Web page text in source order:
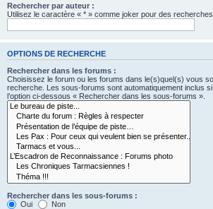
Rechercher par auteur :
Utilisez le caractère « * » comme joker pour des recherches
OPTIONS DE RECHERCHE
Rechercher dans les forums :
Choisissez le forum ou les forums dans le(s)quel(s) vous
recherche. Les sous-forums sont automatiquement inclus
l’option ci-dessous « Rechercher dans les sous-forums ».
Rechercher dans les sous-forums :
Oui
Non